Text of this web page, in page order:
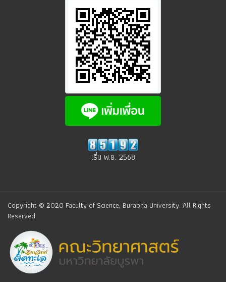
เริ่ม พ.ย. 2568
Copyright © 2020 Faculty of Science, Burapha University. All Rights
Reserved.